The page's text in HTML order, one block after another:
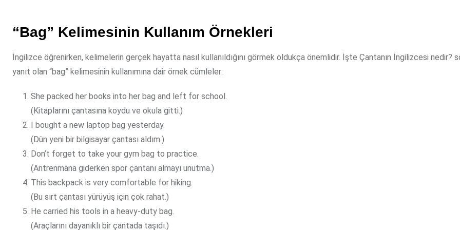
“Bag” Kelimesinin Kullanım Örnekleri
İngilizce öğrenirken, kelimelerin gerçek hayatta nasıl kullanıldığını görmek oldukça önemlidir. İşte Çantanın İngilizcesi nedir?
yanıt olan “bag” kelimesinin kullanımına dair örnek cümleler:
She packed her books into her bag and left for school.
(Kitaplarını çantasına koydu ve okula gitti.)
I bought a new laptop bag yesterday.
(Dün yeni bir bilgisayar çantası aldım.)
Don’t forget to take your gym bag to practice.
(Antrenmana giderken spor çantanı almayı unutma.)
This backpack is very comfortable for hiking.
(Bu sırt çantası yürüyüş için çok rahat.)
He carried his tools in a heavy-duty bag.
(Araçlarını dayanıklı bir çantada taşıdı.)